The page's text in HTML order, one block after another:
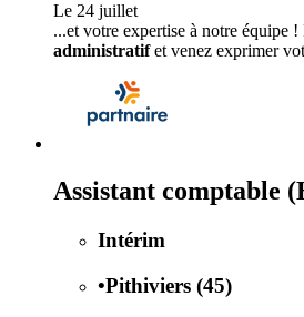
Le 24 juillet
...et votre expertise à notre équipe
administratifet venez exprimer
Assistant comptable
Intérim
•Pithiviers (45)